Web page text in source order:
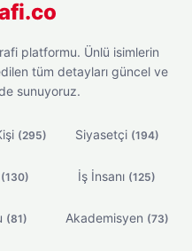
platformu. Ünlü isimlerin
tüm detayları güncel ve
sunuyoruz.
(295) Siyasetçi (194)
(130) İş İnsanı (125)
(81) Akademisyen (73)